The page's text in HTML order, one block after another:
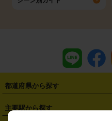
都道府県から探す
・ 北海道 ・
主要駅から探す